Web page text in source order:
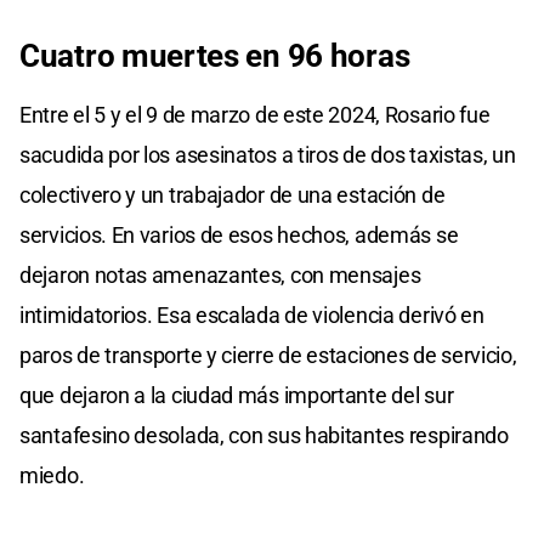
Cuatro muertes en 96 horas
Entre el 5 y el 9 de marzo de este 2024, Rosario fue
sacudida por los asesinatos a tiros de dos taxistas, un
colectivero y un trabajador de una estación de
servicios. En varios de esos hechos, además se
dejaron notas amenazantes, con mensajes
intimidatorios. Esa escalada de violencia derivó en
paros de transporte y cierre de estaciones de servicio,
que dejaron a la ciudad más importante del sur
santafesino desolada, con sus habitantes respirando
miedo.